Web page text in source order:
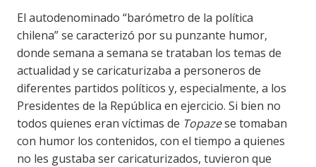
El autodenominado “barómetro de la política
chilena” se caracterizó por su punzante humor,
donde semana a semana se trataban los temas de
actualidad y se caricaturizaba a personeros de
diferentes partidos políticos y, especialmente, a los
Presidentes de la República en ejercicio. Si bien no
todos quienes eran víctimas de Topazese tomaban
con humor los contenidos, con el tiempo a quienes
no les gustaba ser caricaturizados, tuvieron que